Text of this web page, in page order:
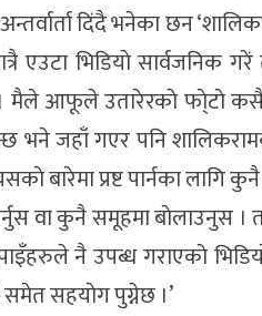
दिंदै भनेका छन
एउटा भिडियाे सार्वजनिक
मैले आफूले उतारेरकाे फा्ेटाे
भने जहाँ गएर पनि
बारेमा प्रष्ट पार्नका लागि
वा कुनै समूहमा बाेलाउनुस ।
नै उपब्ध गराएकाे
सहयाेग पुग्नेछ ।’